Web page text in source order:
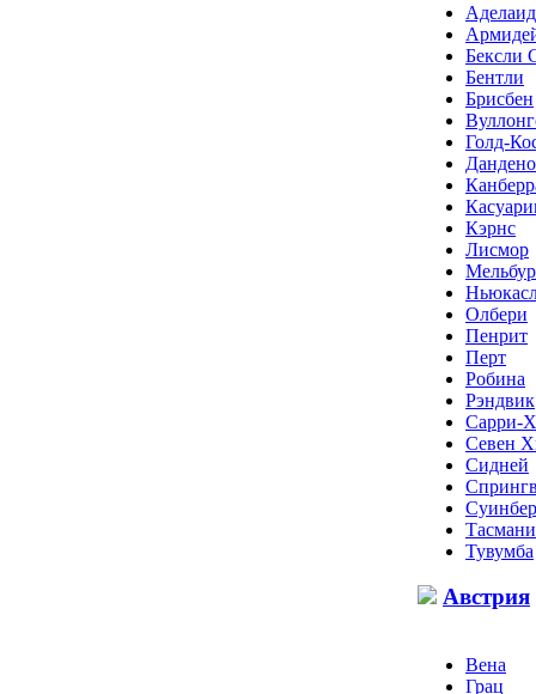
Бексли
Бентли
Брисбен
Голд-
Кэрнс
Лисмор
Олбери
Пенрит
Перт
Робина
Рэндвик
Сарри-
Севен
Сидней
Тувумба
Австрия
Вена
Грац